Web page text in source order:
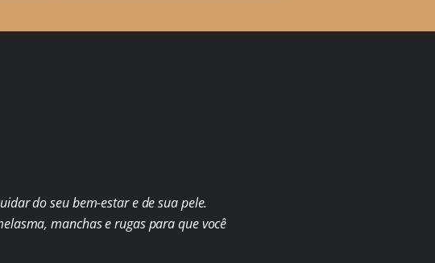
do seu bem-estar e de sua pele.
manchas e rugas para que você